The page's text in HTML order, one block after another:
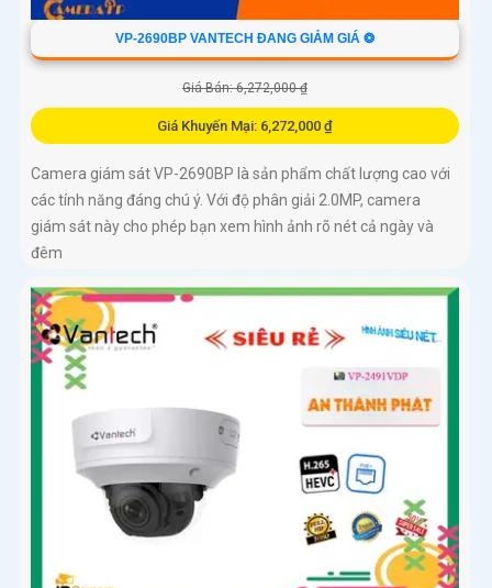
VP-2690BP VANTECH ĐANG GIẢM GIÁ ❂
Giá Bán: 6,272,000 ₫
Giá Khuyến Mại: 6,272,000 ₫
Camera giám sát VP-2690BP là sản phẩm chất lượng cao với
các tính năng đáng chú ý. Với độ phân giải 2.0MP, camera
giám sát này cho phép bạn xem hình ảnh rõ nét cả ngày và
đêm